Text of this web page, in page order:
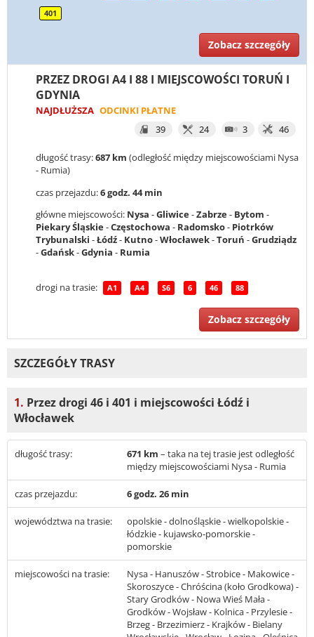
401
Zobacz szczegóły
PRZEZ DROGI A4 I 88 I MIEJSCOWOŚCI TORUŃ I
GDYNIA
NAJDŁUŻSZA ODCINKI PŁATNE
39
24 3 46
długość trasy:687 km (odległość między miejscowościami Nysa
- Rumia)
czas przejazdu:6 godz. 44 min
główne miejscowości: Nysa -Gliwice-Zabrze- Bytom -
Piekary Śląskie-Częstochowa - Radomsko- Piotrków
Trybunalski -Łódź- Kutno-Włocławek-Toruń -Grudziądz
-Gdańsk-Gdynia - Rumia
drogi na trasie: A1 A4 S6 6 46 88
Zobacz szczegóły
SZCZEGÓŁY TRASY
1. Przez drogi 46 i 401 i miejscowości Łódź i
Włocławek
długość trasy: 671 km – taka na tej trasie jest odległość
między miejscowościami Nysa - Rumia
czas przejazdu: 6 godz. 26 min
województwa na trasie:
opolskie - dolnośląskie - wielkopolskie -
łódzkie - kujawsko-pomorskie -
pomorskie
miejscowości na trasie:
Nysa - Hanuszów - Strobice - Makowice -
Skoroszyce - Chróścina (koło Grodkowa) -
Stary Grodków - Nowa Wieś Mała -
Grodków - Wojsław - Kolnica - Przylesie -
Brzeg - Brzezimierz - Krajków - Bielany